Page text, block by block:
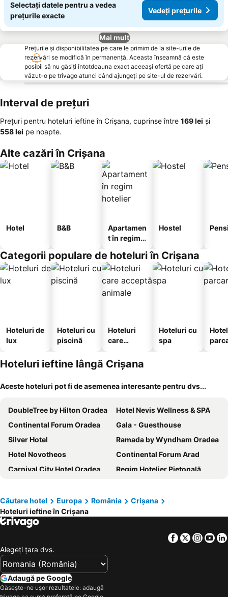
Selectați datele pentru a vedea
prețurile exacte
Vedeți prețurile
Mai mult
Prețurile și disponibilitatea pe care le primim de la site-urile de
rezervări se modifică în permanență. Aceasta înseamnă că este
posibil să nu găsiți întotdeauna exact aceeași ofertă pe care ați
văzut-o pe trivago atunci când ajungeți pe site-ul de rezervări.
Interval de prețuri
Prețuri pentru hoteluri ieftine în Crișana, cuprinse între ‎169 lei și
‎558 lei pe noapte.
Alte cazări în Crișana
Hotel B&B
Apartamen
t în regim
Hostel
Categorii populare de hoteluri în Crișana
Hoteluri de
lux
Hoteluri cu
piscină
Hoteluri
care
animale
Hoteluri cu
spa
Hoteluri ieftine lângă Crișana
Aceste hoteluri pot fi de asemenea interesante pentru dvs...
DoubleTree by Hilton Oradea
Hotel Nevis Wellness & SPA
Continental Forum Oradea
Gala - Guesthouse
Silver Hotel
Ramada by Wyndham Oradea
Hotel Novotheos
Continental Forum Arad
Carnival City Hotel Oradea
Regim Hotelier Pietonală
Lotus Therm Spa&Luxury Resort
Hotel Melody
Astoria Grand Hotel
Hotel Impero
Iris Hotel
Sky Hotel
The Elite - Oradea's Legendary Hotel
Căutare hotel Europa România
Crișana
Hoteluri ieftine în Crișana
Facebook
Twitter
Alegeţi ţara dvs.
Adaugă pe Google
Găsește-ne ușor rezultatele: adaugă